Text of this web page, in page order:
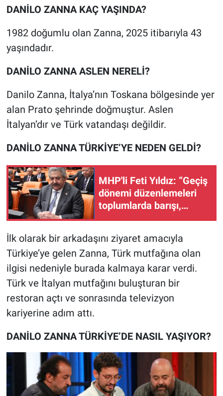
DANİLO ZANNA KAÇ YAŞINDA?
1982 doğumlu olan Zanna, 2025 itibarıyla 43
yaşındadır.
DANİLO ZANNA ASLEN NERELİ?
Danilo Zanna, İtalya’nın Toskana bölgesinde yer
alan Prato şehrinde doğmuştur. Aslen
İtalyan’dır ve Türk vatandaşı değildir.
DANİLO ZANNA TÜRKİYE’YE NEDEN GELDİ?
MHP'li Feti Yıldız: “Geçiş
dönemi düzenlemeleri
toplumlarda barışı,
etmeyi amaçlayan bir
dizi mekanizmalar
bütünüdür”
İlk olarak bir arkadaşını ziyaret amacıyla
Türkiye’ye gelen Zanna, Türk mutfağına olan
ilgisi nedeniyle burada kalmaya karar verdi.
Türk ve İtalyan mutfağını buluşturan bir
restoran açtı ve sonrasında televizyon
kariyerine adım attı.
DANİLO ZANNA TÜRKİYE’DE NASIL YAŞIYOR?
Kültür Sanat
Ne demişti
Nedir
Popüler
Programlar
Sağlık
Spor
Teknoloji
Türkiye'nin Geleceği
Türkiye'nin Gündemi
Yerel Gündem
Yerel Yaşam
Canlı Yayın